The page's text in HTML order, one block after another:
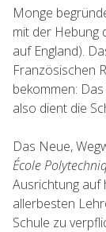
Monge
mit der Hebung
auf England).
Französischen
bekommen:
also dient die
Das Neue,
École
Ausrichtung auf
allerbesten
Schule zu